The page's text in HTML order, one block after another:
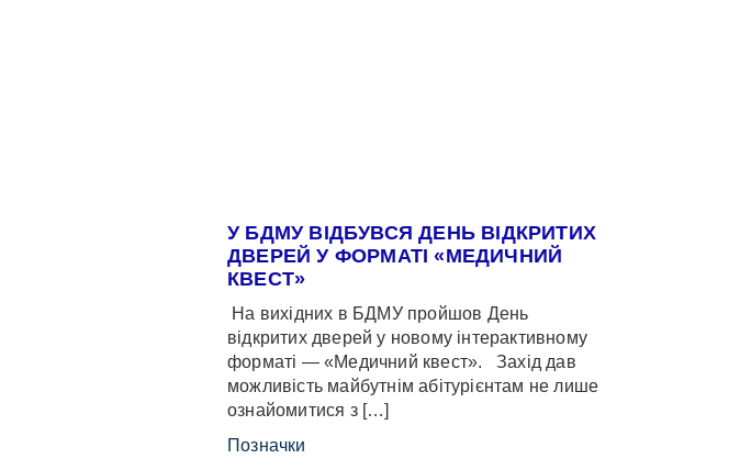
У БДМУ ВІДБУВСЯ ДЕНЬ ВІДКРИТИХ
ДВЕРЕЙ У ФОРМАТІ «МЕДИЧНИЙ
КВЕСТ»
На вихідних в БДМУ пройшов День
відкритих дверей у новому інтерактивному
форматі — «Медичний квест». Захід дав
можливість майбутнім абітурієнтам не лише
ознайомитися з […]
Позначки